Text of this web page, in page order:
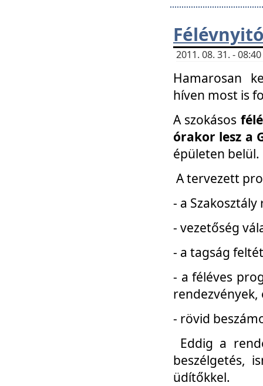
2011. 08. 31. -
Hamarosan
híven most is
A szokásos
órakor lesz a
épületen belül.
A tervezett
- a
- vezetőség
- a tagság
- a féléves
- rövid
Eddig a
beszélgetés,
üdítőkkel.